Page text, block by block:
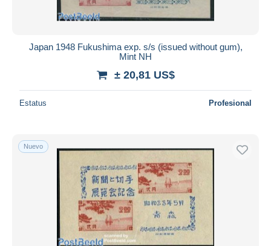
Japan 1948 Fukushima exp. s/s (issued without gum),
Mint NH
± 20,81 US$
Estatus Profesional
Nuevo